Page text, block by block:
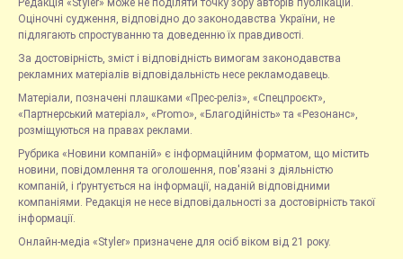
Редакція «Styler» може не поділяти точку зору авторів публікацій.
Оціночні судження, відповідно до законодавства України, не
підлягають спростуванню та доведенню їх правдивості.
За достовірність, зміст і відповідність вимогам законодавства
рекламних матеріалів відповідальність несе рекламодавець.
Матеріали, позначені плашками «Прес-реліз», «Спецпроєкт»,
«Партнерський матеріал», «Promo», «Благодійність» та «Резонанс»,
розміщуються на правах реклами.
Рубрика «Новини компаній» є інформаційним форматом, що містить
новини, повідомлення та оголошення, пов'язані з діяльністю
компаній, і ґрунтується на інформації, наданій відповідними
компаніями. Редакція не несе відповідальності за достовірність такої
інформації.
Онлайн-медіа «Styler» призначене для осіб віком від 21 року.